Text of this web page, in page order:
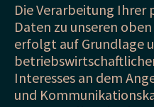
Die Verarbeitung Ihrer
Daten zu unseren
erfolgt auf Grundlage
Interesses an dem
und